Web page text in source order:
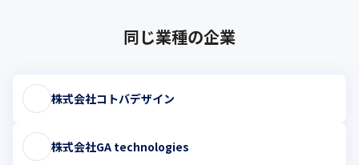
同じ業種の企業
株式会社コトバデザイン
株式会社GA technologies